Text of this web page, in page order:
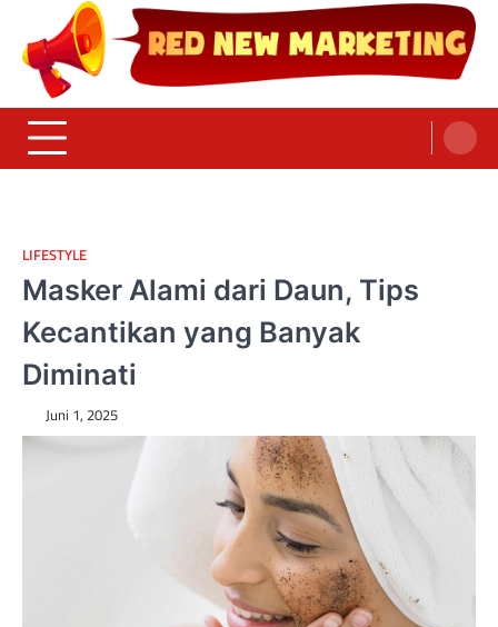
content
Red News Marketing
Sumber Fakta & Berita Masa Kini
LIFESTYLE
Masker Alami dari Daun, Tips
Kecantikan yang Banyak
Diminati
Juni 1, 2025